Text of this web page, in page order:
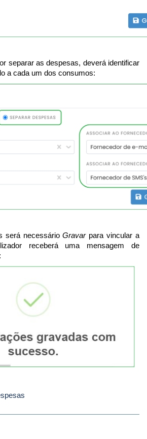
separar as despesas, deverá identificar
a cada um dos consumos:
será necessárioGravarpara vincular a
receberá uma mensagem de